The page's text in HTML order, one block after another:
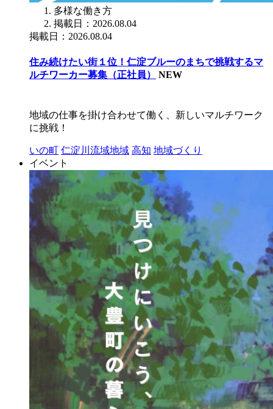
多様な働き方
掲載日：2026.08.04
掲載日：2026.08.04
住み続けたい街１位！仁淀ブルーのまちで挑戦するマ
ルチワーカー募集（正社員）
NEW
地域の仕事を掛け合わせて働く、新しいマルチワーク
に挑戦！
いの町 仁淀川流域地域 高知 地域づくり
イベント